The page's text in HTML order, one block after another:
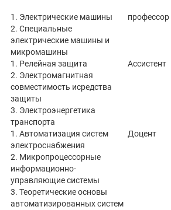
1. Электрические машины
2. Специальные
электрические машины и
микромашины
профессор
1. Релейная защита
2. Электромагнитная
совместимость исредства
защиты
3. Электроэнергетика
транспорта
Ассистент
1. Автоматизация систем
электроснабжения
2. Микропроцессорные
информационно-
управляющие системы
3. Теоретические основы
автоматизированных систем
Доцент